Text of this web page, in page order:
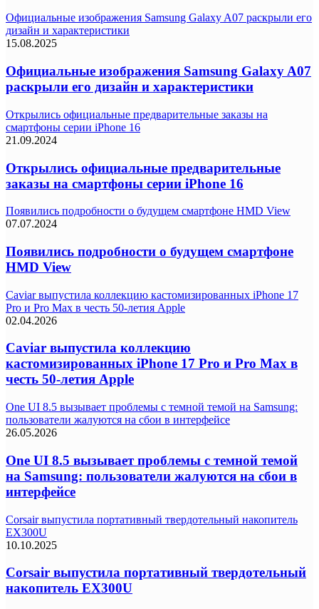
Официальные изображения Samsung Galaxy A07 раскрыли его
дизайн и характеристики
15.08.2025
Официальные изображения Samsung Galaxy A07
раскрыли его дизайн и характеристики
Открылись официальные предварительные заказы на
смартфоны серии iPhone 16
21.09.2024
Открылись официальные предварительные
заказы на смартфоны серии iPhone 16
Появились подробности о будущем смартфоне HMD View
07.07.2024
Появились подробности о будущем смартфоне
HMD View
Caviar выпустила коллекцию кастомизированных iPhone 17
Pro и Pro Max в честь 50-летия Apple
02.04.2026
Caviar выпустила коллекцию
кастомизированных iPhone 17 Pro и Pro Max в
честь 50-летия Apple
One UI 8.5 вызывает проблемы с темной темой на Samsung:
пользователи жалуются на сбои в интерфейсе
26.05.2026
One UI 8.5 вызывает проблемы с темной темой
на Samsung: пользователи жалуются на сбои в
интерфейсе
Corsair выпустила портативный твердотельный накопитель
EX300U
10.10.2025
Corsair выпустила портативный твердотельный
накопитель EX300U